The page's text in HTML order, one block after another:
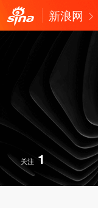
新浪网
关注 1